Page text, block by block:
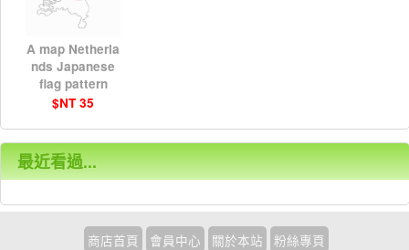
A map Netherla
nds Japanese
flag pattern
$NT 35
最近看過...
商店首頁 會員中心 關於本站
粉絲專頁